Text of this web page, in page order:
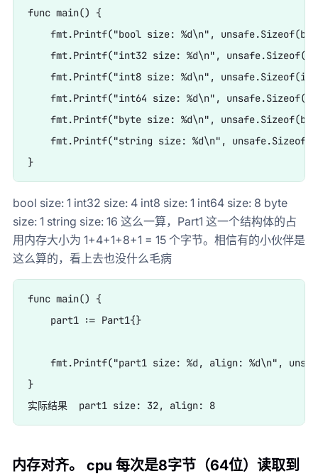
func main() {
fmt.Printf("bool size: %d\n",
fmt.Printf("int32 size: %d\n",
fmt.Printf("int8 size: %d\n",
fmt.Printf("int64 size: %d\n",
fmt.Printf("byte size: %d\n",
fmt.Printf("string size: %d\n",
bool size: 1 int32 size: 4 int8 size: 1 int64 size: 8 byte
size: 1 string size: 16 这么一算，Part1 这一个结构体的占
用内存大小为 1+4+1+8+1 = 15 个字节。相信有的小伙伴是
这么算的，看上去也没什么毛病
func main() {
    part1 := Part1{}
fmt.Printf("part1 size: %d, align: %d\n",
}
内存对齐。 cpu 每次是8字节（64位）读取到